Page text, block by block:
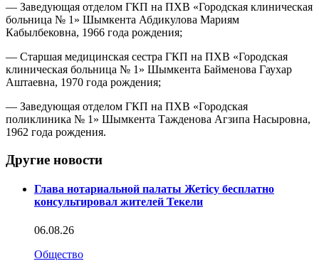
— Заведующая отделом ГКП на ПХВ «Городская клиническая
больница № 1» Шымкента Абдикулова Мариям
Кабылбековна, 1966 года рождения;
— Старшая медицинская сестра ГКП на ПХВ «Городская
клиническая больница № 1» Шымкента Байменова Гаухар
Аштаевна, 1970 года рождения;
— Заведующая отделом ГКП на ПХВ «Городская
поликлиника № 1» Шымкента Тажденова Агзипа Насыровна,
1962 года рождения.
Другие новости
Глава нотариальной палаты Жетісу бесплатно
консультировал жителей Текели
06.08.26
Общество